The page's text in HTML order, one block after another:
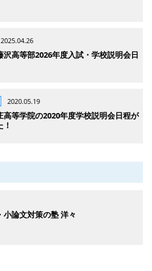
2025.04.26
沢高等部2026年度入試・学校説明会日
2020.05.19
高等学院の2020年度学校説明会日程が
小論文対策の塾 洋々